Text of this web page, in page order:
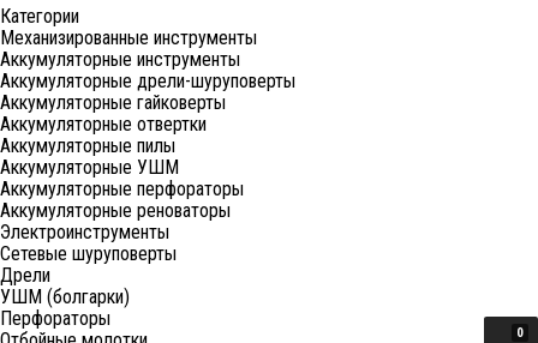
0
Категории
Механизированные инструменты
Аккумуляторные инструменты
Аккумуляторные дрели-шуруповерты
Аккумуляторные гайковерты
Аккумуляторные отвертки
Аккумуляторные пилы
Аккумуляторные УШМ
Аккумуляторные перфораторы
Аккумуляторные реноваторы
Электроинструменты
Сетевые шуруповерты
Дрели
УШМ (болгарки)
Перфораторы